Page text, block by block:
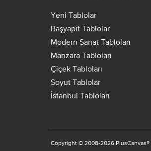
Yeni Tablolar
Başyapıt Tablolar
Modern Sanat Tabloları
Manzara Tabloları
Çiçek Tabloları
Soyut Tablolar
İstanbul Tabloları
Copyright © 2008-2026 PlusCanvas®